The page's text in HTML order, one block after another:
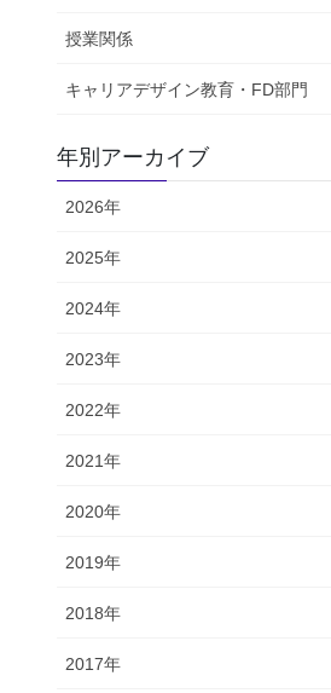
授業関係
キャリアデザイン教育・FD部門
年別アーカイブ
2026年
2025年
2024年
2023年
2022年
2021年
2020年
2019年
2018年
2017年